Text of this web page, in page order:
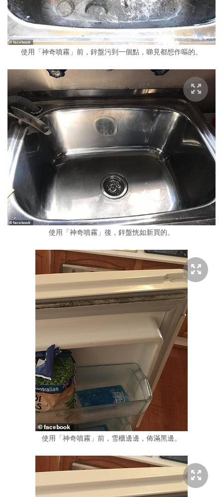
使用「神奇噴霧」前，鋅盤污到一個點，睇見都想作嘔的。
使用「神奇噴霧」後，鋅盤恍如新買的。
使用「神奇噴霧」前，雪櫃邊邊，佈滿黑邊。